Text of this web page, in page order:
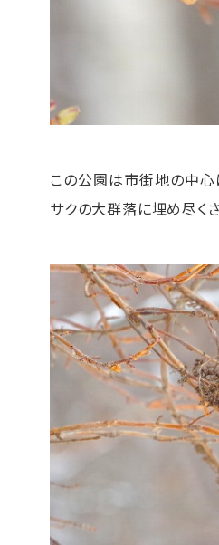
この公園は市街地の中心
サクの大群落に埋め尽く